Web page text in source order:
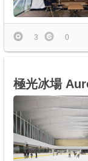
3 0
極光冰場